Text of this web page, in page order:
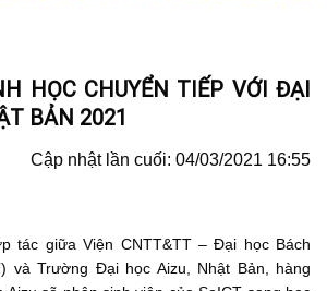
HỌC CHUYỂN TIẾP VỚI ĐẠI
BẢN 2021
Cập nhật lần cuối: 04/03/2021 16:55
tác giữa Viện CNTT&TT – Đại học Bách
và Trường Đại học Aizu, Nhật Bản, hàng